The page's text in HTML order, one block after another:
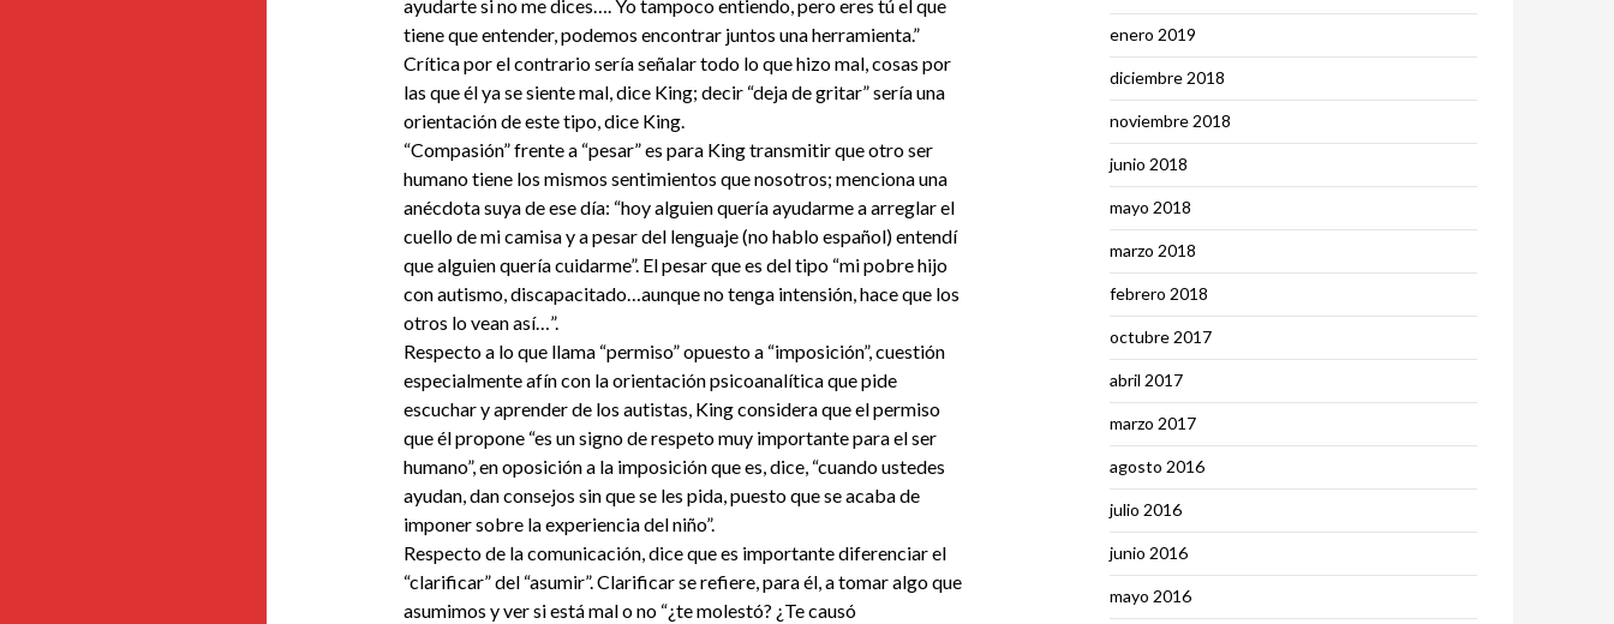
ayudarte si no me dices…. Yo tampoco entiendo, pero eres tú el que
tiene que entender, podemos encontrar juntos una herramienta.”
Crítica por el contrario sería señalar todo lo que hizo mal, cosas por
las que él ya se siente mal, dice King; decir “deja de gritar” sería una
orientación de este tipo, dice King.
“Compasión” frente a “pesar” es para King transmitir que otro ser
humano tiene los mismos sentimientos que nosotros; menciona una
anécdota suya de ese día: “hoy alguien quería ayudarme a arreglar el
cuello de mi camisa y a pesar del lenguaje (no hablo español) entendí
que alguien quería cuidarme”. El pesar que es del tipo “mi pobre hijo
con autismo, discapacitado…aunque no tenga intensión, hace que los
otros lo vean así…”.
Respecto a lo que llama “permiso” opuesto a “imposición”, cuestión
especialmente afín con la orientación psicoanalítica que pide
escuchar y aprender de los autistas, King considera que el permiso
que él propone “es un signo de respeto muy importante para el ser
humano”, en oposición a la imposición que es, dice, “cuando ustedes
ayudan, dan consejos sin que se les pida, puesto que se acaba de
imponer sobre la experiencia del niño”.
Respecto de la comunicación, dice que es importante diferenciar el
“clarificar” del “asumir”. Clarificar se refiere, para él, a tomar algo que
asumimos y ver si está mal o no “¿te molestó? ¿Te causó
enero 2019
diciembre 2018
noviembre 2018
junio 2018
mayo 2018
marzo 2018
febrero 2018
octubre 2017
abril 2017
marzo 2017
agosto 2016
julio 2016
junio 2016
mayo 2016